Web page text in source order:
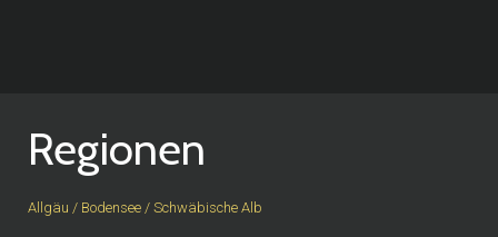
Regionen
Allgäu / Bodensee / Schwäbische Alb